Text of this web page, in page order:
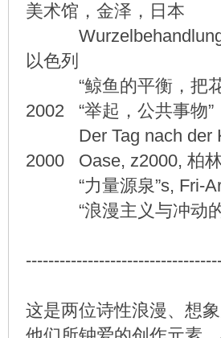
美术馆，金泽，日本
Wurzelbehandlung,
以色列
“鲸鱼的平衡，把花
2002 “举起，公共事物
Der Tag nach der
2000 Oase, z2000, 柏
“力量源泉”s, Fri-
“浪漫主义与冲动的
这是两位诗性浪漫、想